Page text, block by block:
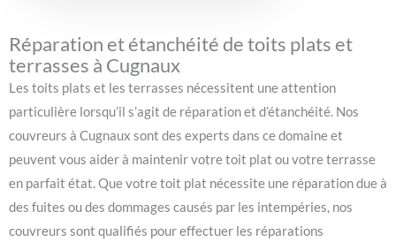
Réparation et étanchéité de toits plats et
terrasses à Cugnaux
Les toits plats et les terrasses nécessitent une attention
particulière lorsqu’il s’agit de réparation et d’étanchéité. Nos
couvreurs à Cugnaux sont des experts dans ce domaine et
peuvent vous aider à maintenir votre toit plat ou votre terrasse
en parfait état. Que votre toit plat nécessite une réparation due à
des fuites ou des dommages causés par les intempéries, nos
couvreurs sont qualifiés pour effectuer les réparations